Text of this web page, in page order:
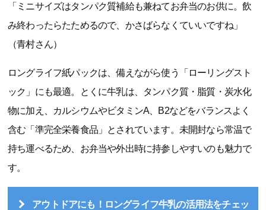
「ミニサイズはタンパク質補給も兼ねてお弁当のお供に。飲
み終わったらたためるので、かさばらなくていいですね」
（青村さん）
ロングライフ紙パックは、備えながら使う「ローリングスト
ック」にも最適。とくに牛乳は、タンパク質・脂質・炭水化
物に加え、カルシウムやビタミンA、B2などをバランスよく
含む「準完全栄養食品」とされています。未開封なら常温で
持ち運べるため、お弁当や外出時に持参しやすいのも魅力で
す。
アウトドアにも！ロングライフ牛乳の活用法をチェッ